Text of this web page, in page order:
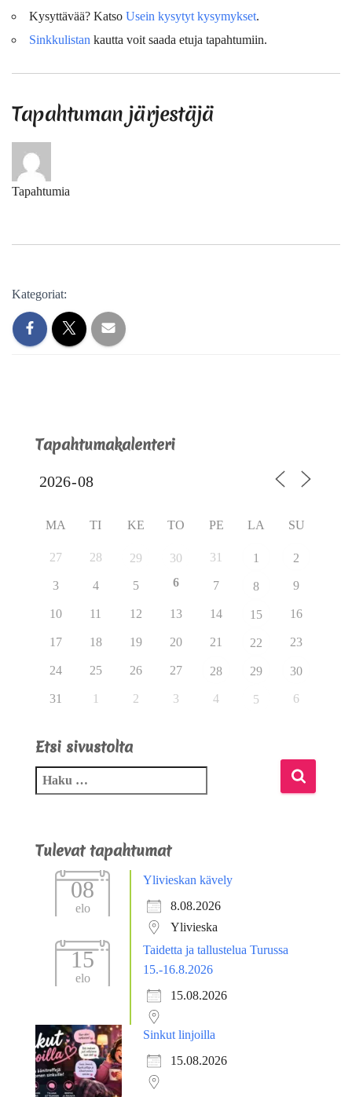
Kysyttävää? Katso Usein kysytyt kysymykset.
Sinkkulistan kautta voit saada etuja tapahtumiin.
Tapahtuman järjestäjä
Tapahtumia
Kategoriat:
Tapahtumakalenteri
MA TI KE TO PE LA SU
27 28 29 30 31 1 2
3 4 5 6 7 8 9
10 11 12 13 14 15 16
17 18 19 20 21 22 23
24 25 26 27 28 29 30
31 1 2 3 4 5 6
Etsi sivustolta
Tulevat tapahtumat
08
elo
Ylivieskan kävely
8.08.2026
Ylivieska
15
elo
Taidetta ja tallustelua Turussa
15.-16.8.2026
15.08.2026
Sinkut linjoilla
15.08.2026